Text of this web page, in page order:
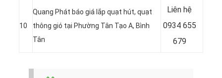
10
Quang Phát báo giá lắp quạt hút, quạt
thông gió tại Phường Tân Tạo A, Bình
Tân
Liên hệ
0934 655
679